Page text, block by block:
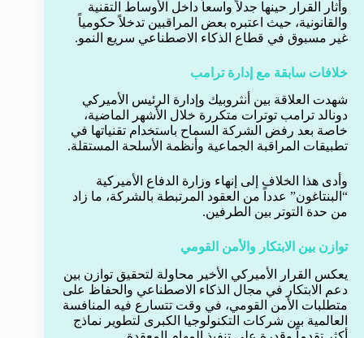
وأثار القرار حينها جدلاً واسعاً داخل الأوساط التقنية
والقانونية، حيث اعتبره بعض المراقبين تدخلاً حكومياً
غير مسبوق في قطاع الذكاء الاصطناعي سريع النمو.
خلافات سابقة مع إدارة ترامب
شهدت العلاقة بين أنثروبيك وإدارة الرئيس الأميركي
دونالد ترامب توترات متكررة خلال الأشهر الماضية،
خاصة بعد رفض الشركة السماح باستخدام تقنياتها في
تطبيقات المراقبة الجماعية وأنظمة الأسلحة المستقلة.
وأدى هذا الخلاف إلى إنهاء وزارة الدفاع الأميركية
“البنتاغون” عدداً من العقود المرتبطة بالشركة، ما زاد
من حدة التوتر بين الطرفين.
توازن بين الابتكار والأمن القومي
يعكس القرار الأميركي الأخير محاولة لتحقيق توازن بين
دعم الابتكار في مجال الذكاء الاصطناعي والحفاظ على
متطلبات الأمن القومي، في وقت تتسارع فيه المنافسة
العالمية بين شركات التكنولوجيا الكبرى لتطوير نماذج